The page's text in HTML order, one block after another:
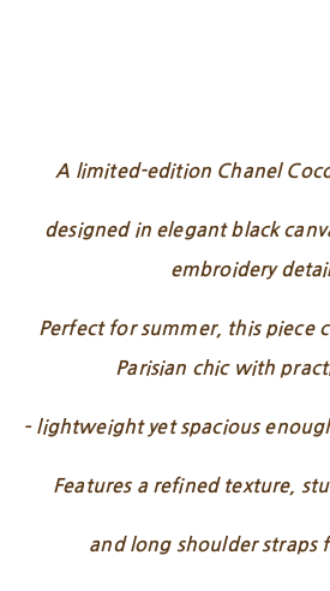
A limited-edition Chanel
designed in elegant black
embroidery
Perfect for summer, this piece
Parisian chic with
– lightweight yet spacious
Features a refined texture,
and long shoulder straps